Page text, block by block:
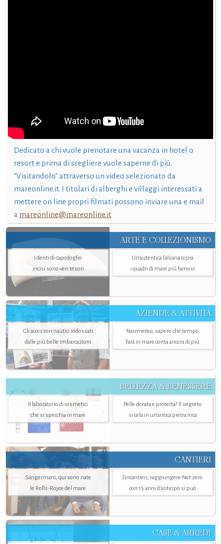
Dedicato a chi vuole prenotare una vacanza in hotel o
resort e prima di scegliere vuole saperne di più.
"Visitandolo" attraverso un video selezionato da
mareonline.it. I titolari di alberghi e villaggi interessati a
mettere on line propri filmati possono inviare una e mail
a mareonline@mareonline.it
ARTE E COLLEZIONISMO
I denti di capodoglio
incisi sono veri tesori
Un’autentica falsaria copia
i quadri di mare più famosi
AZIENDE & ATTIVITÀ
Gli accessori nautici indossati
dalle più belle imbarcazioni
Navimeteo, sapere che tempo
farà in mare conta ancora di più
BELLEZZA & BENESSERE
Il laboratorio di cosmetici
che si specchia in mare
Pelle dorata e protetta? Il segreto
si cela in un’antica pietra Inca
CANTIERI
Sangermani, qui sono nate
le Rolls-Royce del mare
Fincantieri, raggiungere Net zero
con 15 anni d'anticipo si può
CASE & ARREDI